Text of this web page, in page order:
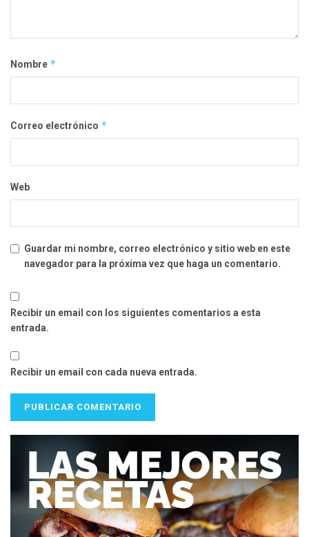
Nombre *
Correo electrónico *
Web
Guardar mi nombre, correo electrónico y sitio web en este
navegador para la próxima vez que haga un comentario.
Recibir un email con los siguientes comentarios a esta
entrada.
Recibir un email con cada nueva entrada.